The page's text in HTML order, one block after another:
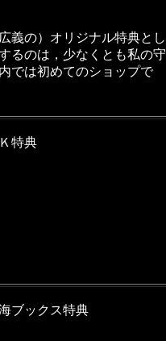
義の）オリジナル特典とし
るのは，少なくとも私の守
では初めてのショップで
特典
ブックス特典